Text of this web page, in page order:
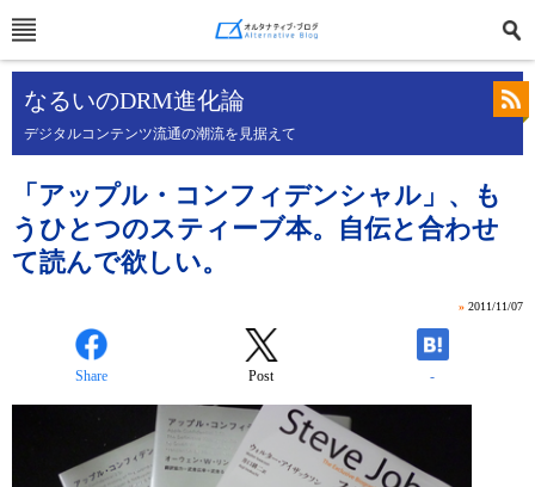
なるいのDRM進化論
デジタルコンテンツ流通の潮流を見据えて
「アップル・コンフィデンシャル」、も
うひとつのスティーブ本。自伝と合わせ
て読んで欲しい。
» 2011/11/07
Share Post -